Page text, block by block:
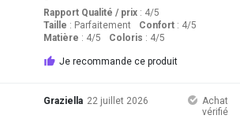
Rapport Qualité / prix: 4/5
Taille : Parfaitement Confort: 4/5
Matière : 4/5 Coloris : 4/5
Je recommande ce produit
Graziella 22 juillet 2026
Achat
vérifié